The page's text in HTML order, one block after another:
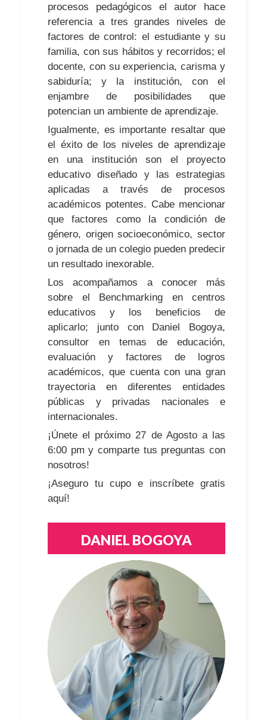
procesos pedagógicos el autor hace
referencia a tres grandes niveles de
factores de control: el estudiante y su
familia, con sus hábitos y recorridos; el
docente, con su experiencia, carisma y
sabiduría; y la institución, con el
enjambre de posibilidades que
potencian un ambiente de aprendizaje.
Igualmente, es importante resaltar que
el éxito de los niveles de aprendizaje
en una institución son el proyecto
educativo diseñado y las estrategias
aplicadas a través de procesos
académicos potentes. Cabe mencionar
que factores como la condición de
género, origen socioeconómico, sector
o jornada de un colegio pueden predecir
un resultado inexorable.
Los acompañamos a conocer más
sobre el Benchmarking en centros
educativos y los beneficios de
aplicarlo; junto con Daniel Bogoya,
consultor en temas de educación,
evaluación y factores de logros
académicos, que cuenta con una gran
trayectoria en diferentes entidades
públicas y privadas nacionales e
internacionales.
¡Únete el próximo 27 de Agosto a las
6:00 pm y comparte tus preguntas con
nosotros!
¡Aseguro tu cupo e inscríbete gratis
aquí!
DANIEL BOGOYA